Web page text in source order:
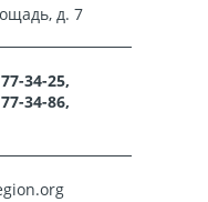
д. 7
34-25,
34-86,